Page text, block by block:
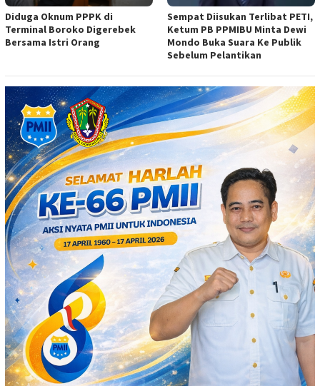
Diduga Oknum PPPK di
Terminal Boroko Digerebek
Bersama Istri Orang
Sempat Diisukan Terlibat PETI,
Ketum PB PPMIBU Minta Dewi
Mondo Buka Suara Ke Publik
Sebelum Pelantikan